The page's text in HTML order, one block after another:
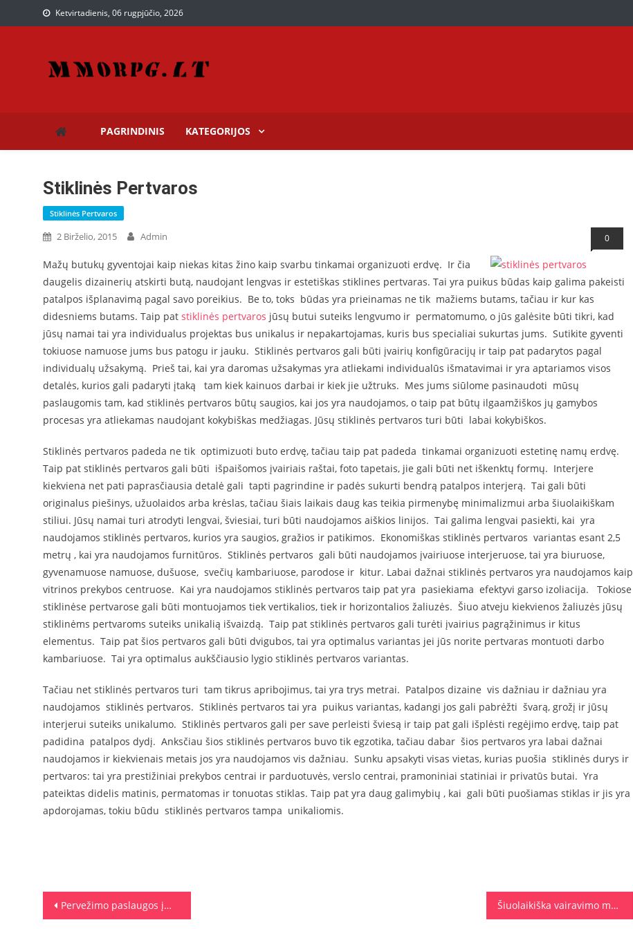
Ketvirtadienis, 06 rugpjūčio, 2026
PAGRINDINIS KATEGORIJOS
Stiklinės Pertvaros
Stiklinės Pertvaros
2 Birželio, 2015 Admin 0
Mažų butukų gyventojai kaip niekas kitas žino kaip svarbu tinkamai organizuoti erdvę. Ir čia
daugelis dizainerių atskirti butą, naudojant lengvas ir estetiškas stiklines pertvaras. Tai yra puikus būdas kaip galima pakeisti
patalpos išplanavimą pagal savo poreikius. Be to, toks būdas yra prieinamas ne tik mažiems butams, tačiau ir kur kas
didesniems butams. Taip pat stiklinės pertvaros jūsų butui suteiks lengvumo ir permatomumo, o jūs galėsite būti tikri, kad
jūsų namai tai yra individualus projektas bus unikalus ir nepakartojamas, kuris bus specialiai sukurtas jums. Sutikite gyventi
tokiuose namuose jums bus patogu ir jauku. Stiklinės pertvaros gali būti įvairių konfigūracijų ir taip pat padarytos pagal
individualų užsakymą. Prieš tai, kai yra daromas užsakymas yra atliekami individualūs išmatavimai ir yra aptariamos visos
detalės, kurios gali padaryti įtaką tam kiek kainuos darbai ir kiek jie užtruks. Mes jums siūlome pasinaudoti mūsų
paslaugomis tam, kad stiklinės pertvaros būtų saugios, kai jos yra naudojamos, o taip pat būtų ilgaamžiškos jų gamybos
procesas yra atliekamas naudojant kokybiškas medžiagas. Jūsų stiklinės pertvaros turi būti labai kokybiškos.
Stiklinės pertvaros padeda ne tik optimizuoti buto erdvę, tačiau taip pat padeda tinkamai organizuoti estetinę namų erdvę.
Taip pat stiklinės pertvaros gali būti išpaišomos įvairiais raštai, foto tapetais, jie gali būti net iškenktų formų. Interjere
kiekviena net pati paprasčiausia detalė gali tapti pagrindine ir padės sukurti bendrą patalpos interjerą. Tai gali būti
originalus piešinys, užuolaidos arba krėslas, tačiau šiais laikais daug kas teikia pirmenybę minimalizmui arba šiuolaikiškam
stiliui. Jūsų namai turi atrodyti lengvai, šviesiai, turi būti naudojamos aiškios linijos. Tai galima lengvai pasiekti, kai yra
naudojamos stiklinės pertvaros, kurios yra saugios, gražios ir patikimos. Ekonomiškas stiklinės pertvaros variantas esant 2,5
metrų , kai yra naudojamos furnitūros. Stiklinės pertvaros gali būti naudojamos įvairiuose interjeruose, tai yra biuruose,
gyvenamuose namuose, dušuose, svečių kambariuose, parodose ir kitur. Labai dažnai stiklinės pertvaros yra naudojamos kaip
vitrinos prekybos centruose. Kai yra naudojamos stiklinės pertvaros taip pat yra pasiekiama efektyvi garso izoliacija. Tokiose
stiklinėse pertvarose gali būti montuojamos tiek vertikalios, tiek ir horizontalios žaliuzės. Šiuo atveju kiekvienos žaliuzės jūsų
stiklinėms pertvaroms suteiks unikalią išvaizdą. Taip pat stiklinės pertvaros gali turėti įvairius pagrąžinimus ir kitus
elementus. Taip pat šios pertvaros gali būti dvigubos, tai yra optimalus variantas jei jūs norite pertvaras montuoti darbo
kambariuose. Tai yra optimalus aukščiausio lygio stiklinės pertvaros variantas.
Tačiau net stiklinės pertvaros turi tam tikrus apribojimus, tai yra trys metrai. Patalpos dizaine vis dažniau ir dažniau yra
naudojamos stiklinės pertvaros. Stiklinės pertvaros tai yra puikus variantas, kadangi jos gali pabrėžti švarą, grožį ir jūsų
interjerui suteiks unikalumo. Stiklinės pertvaros gali per save perleisti šviesą ir taip pat gali išplėsti regėjimo erdvę, taip pat
padidina patalpos dydį. Anksčiau šios stiklinės pertvaros buvo tik egzotika, tačiau dabar šios pertvaros yra labai dažnai
naudojamos ir kiekvienais metais jos yra naudojamos vis dažniau. Sunku apsakyti visas vietas, kurias puošia stiklinės durys ir
pertvaros: tai yra prestižiniai prekybos centrai ir parduotuvės, verslo centrai, pramoniniai statiniai ir privatūs butai. Yra
pateiktas didelis matinis, permatomas ir tonuotas stiklas. Taip pat yra daug galimybių , kai gali būti puošiamas stiklas ir jis yra
apdorojamas, tokiu būdu stiklinės pertvaros tampa unikaliomis.
Navigacija tarp įrašų
Pervežimo paslaugos įmonės ateitis. Šviesi ar miglota? Šiuolaikiška vairavimo mokykla